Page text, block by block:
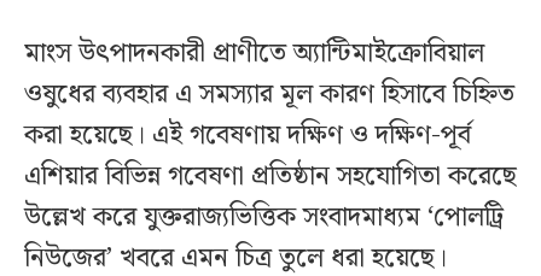
মাংস উৎপাদনকারী প্রাণীতে অ্যান্টিমাইক্রোবিয়াল
ওষুধের ব্যবহার এ সমস্যার মূল কারণ হিসাবে চিহ্নিত
করা হয়েছে। এই গবেষণায় দক্ষিণ ও দক্ষিণ-পূর্ব
এশিয়ার বিভিন্ন গবেষণা প্রতিষ্ঠান সহযোগিতা করেছে
উল্লেখ করে যুক্তরাজ্যভিত্তিক সংবাদমাধ্যম ‘পোলট্রি
নিউজের’ খবরে এমন চিত্র তুলে ধরা হয়েছে।